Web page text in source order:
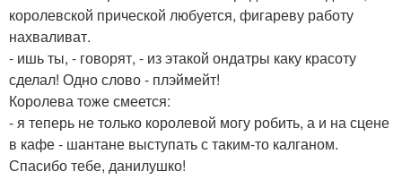
королевской прической любуется, фигареву работу
нахваливат.
- ишь ты, - говорят, - из этакой ондатры каку красоту
сделал! Одно слово - плэймейт!
Королева тоже смеется:
- я теперь не только королевой могу робить, а и на сцене
в кафе - шантане выступать с таким-то калганом.
Спасибо тебе, данилушко!